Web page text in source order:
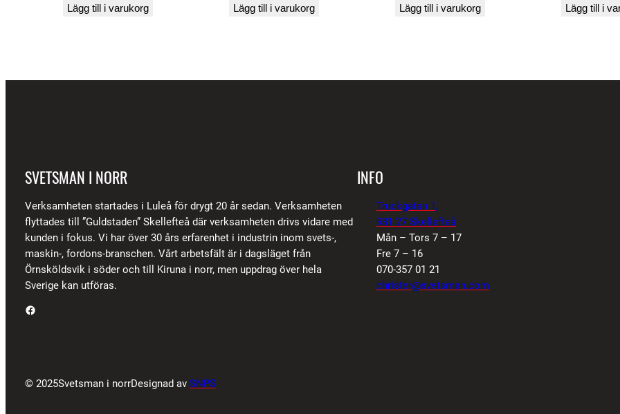
Lägg till i varukorg Lägg till i varukorg Lägg till i varukorg Lägg till i
SVETSMAN I NORR
Verksamheten startades i Luleå för drygt 20 år sedan. Verksamheten
flyttades till ”Guldstaden” Skellefteå där verksamheten drivs vidare med
kunden i fokus. Vi har över 30 års erfarenhet i industrin inom svets-,
maskin-, fordons-branschen. Vårt arbetsfält är i dagsläget från
Örnsköldsvik i söder och till Kiruna i norr, men uppdrag över hela
Sverige kan utföras.
Facebook
INFO
Truckgatan 1,
931 27 Skellefteå
Mån – Tors 7 – 17
Fre 7 – 16
070-357 01 21
christer@svetsman.com
© 2025Svetsman i norrDesignad av SNPS